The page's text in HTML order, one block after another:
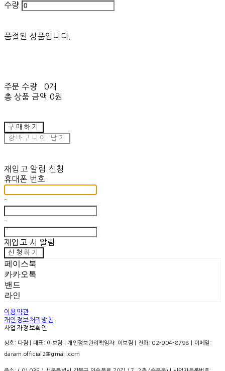
수량
품절된 상품입니다.
주문 수량
0개
총 상품 금액 0원
구매하기
장바구니에 담기
재입고 알림 신청
휴대폰 번호
-
-
재입고 시 알림
신청하기
페이스북
카카오톡
밴드
라인
이용약관
개인정보처리방침
사업자정보확인
상호: 다람 | 대표: 이보람 | 개인정보관리책임자: 이보람 | 전화: 02-904-8798 | 이메일:
daram.official2@gmail.com